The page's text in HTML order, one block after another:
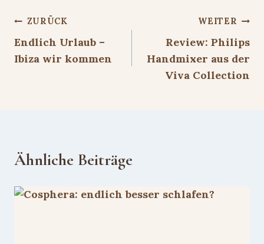
Beitragsnavigation
ZURÜCK
Endlich Urlaub –
Ibiza wir kommen
WEITER
Review: Philips
Handmixer aus der
Viva Collection
Ähnliche Beiträge